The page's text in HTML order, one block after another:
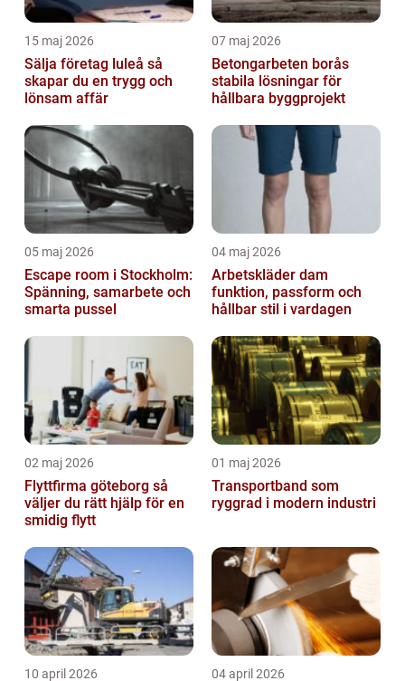
15 maj 2026
Sälja företag luleå så
skapar du en trygg och
lönsam affär
07 maj 2026
Betongarbeten borås
stabila lösningar för
hållbara byggprojekt
05 maj 2026
Escape room i Stockholm:
Spänning, samarbete och
smarta pussel
04 maj 2026
Arbetskläder dam
funktion, passform och
hållbar stil i vardagen
02 maj 2026
Flyttfirma göteborg så
väljer du rätt hjälp för en
smidig flytt
01 maj 2026
Transportband som
ryggrad i modern industri
10 april 2026 04 april 2026